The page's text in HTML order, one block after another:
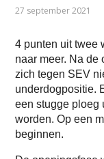
27 september 2021
4 punten uit twee
naar meer. Na de
zich tegen SEV
underdogpositie.
een stugge ploeg
worden. Op een
beginnen.